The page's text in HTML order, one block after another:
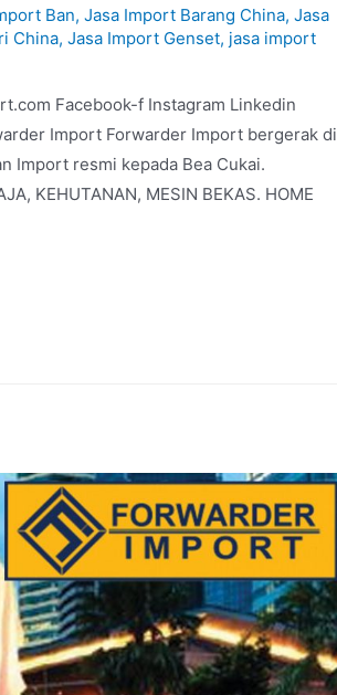
Ban,Jasa Import Barang China,Jasa
China,Jasa Import Genset, jasa import
Facebook-f Instagram Linkedin
Import Forwarder Import bergerak di
Import resmi kepada Bea Cukai.
KEHUTANAN, MESIN BEKAS. HOME